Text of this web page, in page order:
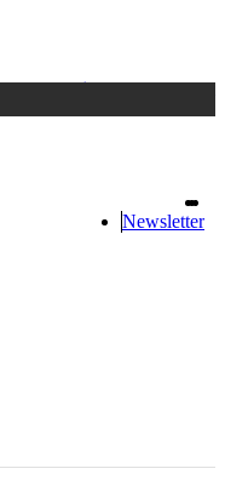
Accedioppure registrati
Newsletter